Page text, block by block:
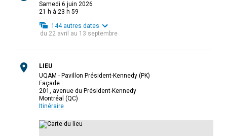
samedi 6 juin 2026
21 h à 23 h 59
144 autres dates
du 22 avril au 13 septembre
LIEU
UQAM - Pavillon Président-Kennedy (PK)
Façade
201, avenue du Président-Kennedy
Montréal (QC)
Itinéraire